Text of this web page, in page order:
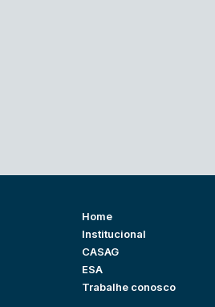
Home
Institucional
CASAG
ESA
Trabalhe conosco